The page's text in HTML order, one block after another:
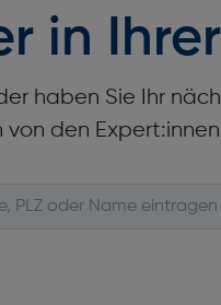
in
haben Sie Ihr
von den